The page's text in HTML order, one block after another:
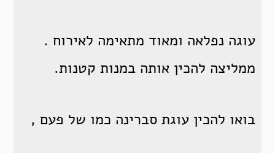
עוגה נפלאה ומאוד מתאימה לאירוח .
ממליצה להכין אותה במנות קטנות.
בואו להכין עוגת סברינה כמו של פעם ,